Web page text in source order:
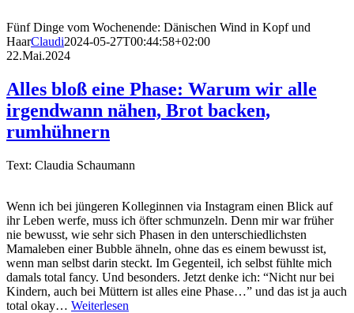
Fünf Dinge vom Wochenende: Dänischen Wind in Kopf und
HaarClaudi2024-05-27T00:44:58+02:00
22.Mai.2024
Alles bloß eine Phase: Warum wir alle
irgendwann nähen, Brot backen,
rumhühnern
Text: Claudia Schaumann
Wenn ich bei jüngeren Kolleginnen via Instagram einen Blick auf
ihr Leben werfe, muss ich öfter schmunzeln. Denn mir war früher
nie bewusst, wie sehr sich Phasen in den unterschiedlichsten
Mamaleben einer Bubble ähneln, ohne das es einem bewusst ist,
wenn man selbst darin steckt. Im Gegenteil, ich selbst fühlte mich
damals total fancy. Und besonders. Jetzt denke ich: “Nicht nur bei
Kindern, auch bei Müttern ist alles eine Phase…” und das ist ja auch
total okay… Weiterlesen